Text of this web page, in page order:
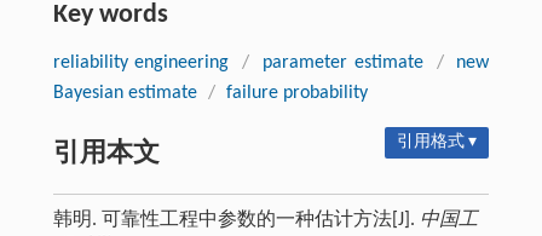
Key words
reliability engineering / parameter estimate /
new
Bayesian estimate / failure probability
引用本文 引用格式 ▾
韩明. 可靠性工程中参数的一种估计方法[J]. 中国工